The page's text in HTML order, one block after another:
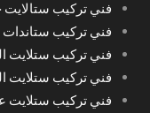
فني تركيب ستالايت
فني تركيب
فني تركيب ستلايت البيان
فني تركيب ستلايت
فني تركيب ستلايت